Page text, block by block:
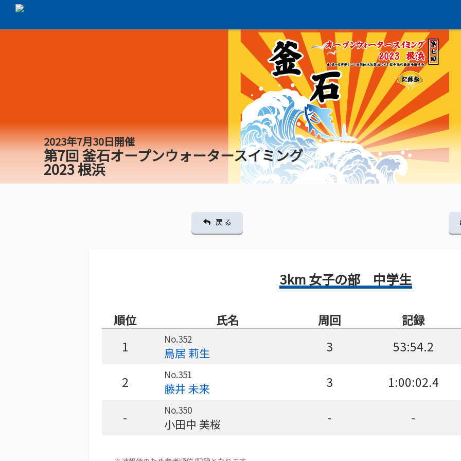
2023年7月30日開催
第7回 釜石オープンウォータースイミング
2023 根浜
戻 る
3km 女子の部 中学生
順位 氏名 周回 記録
1 No.352
鳥居 莉生 3 53:54.2
2 No.351
藤井 未来 3 1:00:02.4
- No.350
小田中 美桜 - -